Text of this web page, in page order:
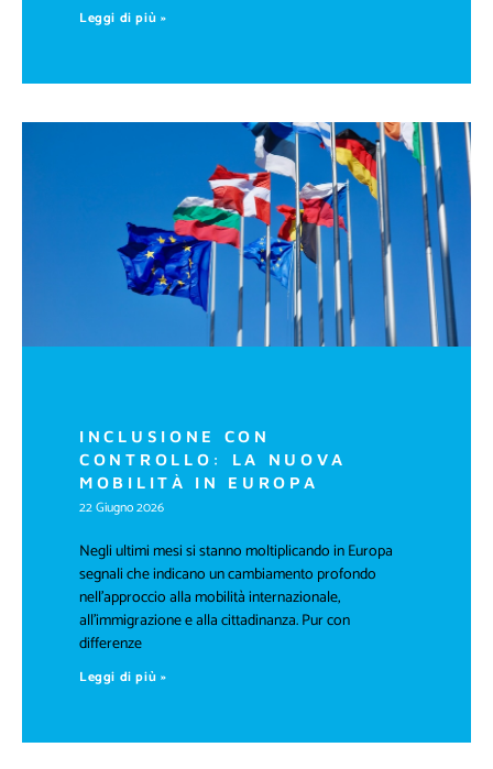
Leggi di più »
INCLUSIONE CON
CONTROLLO: LA NUOVA
MOBILITÀ IN EUROPA
22 Giugno 2026
Negli ultimi mesi si stanno moltiplicando in Europa
segnali che indicano un cambiamento profondo
nell’approccio alla mobilità internazionale,
all’immigrazione e alla cittadinanza. Pur con
differenze
Leggi di più »